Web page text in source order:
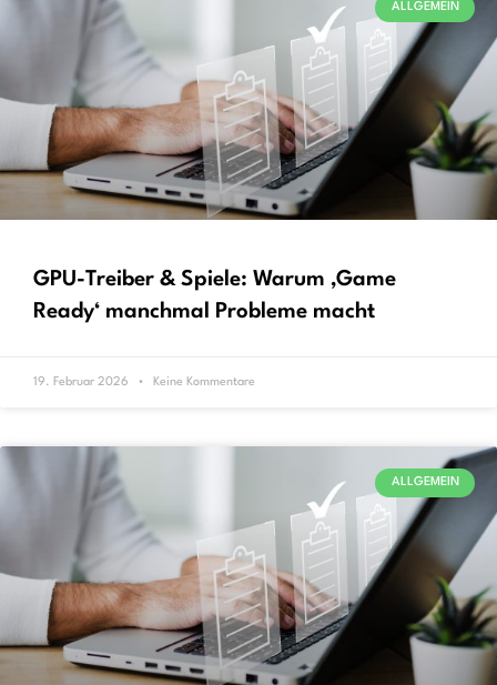
ALLGEMEIN
GPU-Treiber & Spiele: Warum ‚Game
Ready‘ manchmal Probleme macht
19. Februar 2026 Keine Kommentare
ALLGEMEIN